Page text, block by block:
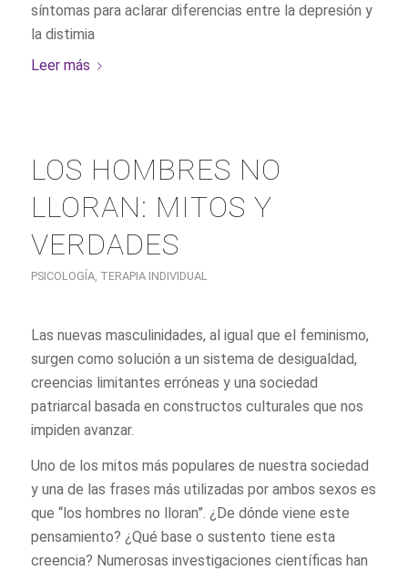
síntomas para aclarar diferencias entre la depresión y
la distimia
Leer más
LOS HOMBRES NO
LLORAN: MITOS Y
VERDADES
PSICOLOGÍA, TERAPIA INDIVIDUAL
Las nuevas masculinidades, al igual que el feminismo,
surgen como solución a un sistema de desigualdad,
creencias limitantes erróneas y una sociedad
patriarcal basada en constructos culturales que nos
impiden avanzar.
Uno de los mitos más populares de nuestra sociedad
y una de las frases más utilizadas por ambos sexos es
que “los hombres no lloran”. ¿De dónde viene este
pensamiento? ¿Qué base o sustento tiene esta
creencia? Numerosas investigaciones científicas han